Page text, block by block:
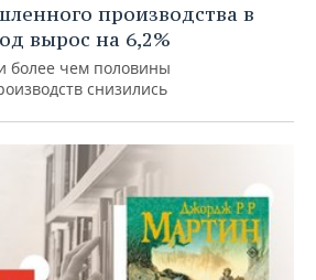
производства в
вырос на 6,2%
более чем половины
снизились